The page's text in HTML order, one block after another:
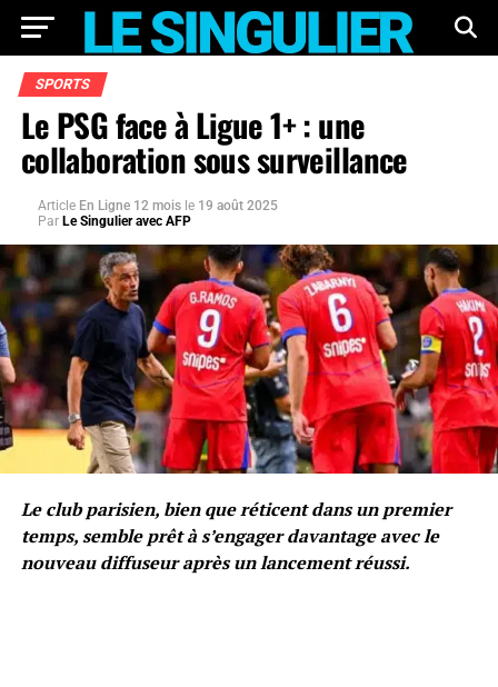
SPORTS
Le PSG face à Ligue 1+ : une
collaboration sous surveillance
Article En Ligne 12 mois le 19 août 2025
Par Le Singulier avec AFP
Le club parisien, bien que réticent dans un premier
temps, semble prêt à s’engager davantage avec le
nouveau diffuseur après un lancement réussi.